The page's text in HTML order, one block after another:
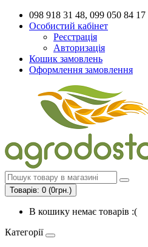
098 918 31 48, 099 050 84 17
Особистий кабінет
Реєстрація
Авторизація
Кошик замовлень
Оформлення замовлення
Товарів: 0 (0грн.)
В кошику немає товарів :(
Категорії